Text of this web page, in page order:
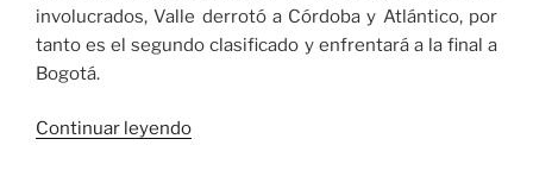
involucrados, Valle derrotó a Córdoba y Atlántico, por
tanto es el segundo clasificado y enfrentará a la final a
Bogotá.
Continuar leyendo«Bogotá